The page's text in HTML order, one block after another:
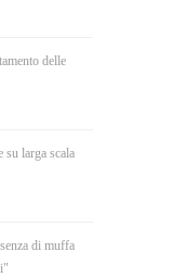
delle
su larga scala
di muffa